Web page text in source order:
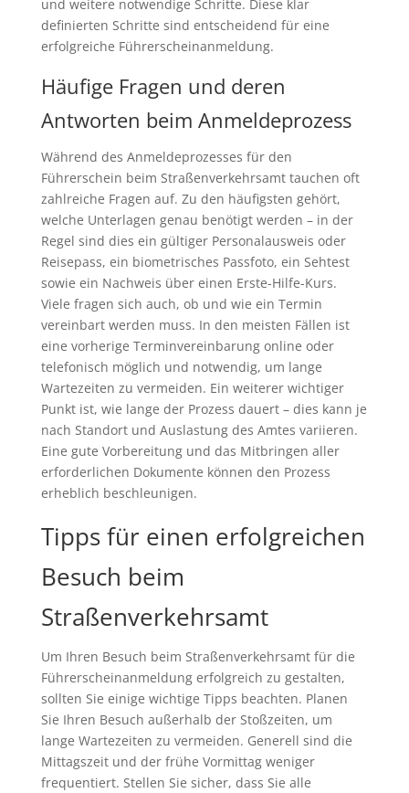
und weitere notwendige Schritte. Diese klar
definierten Schritte sind entscheidend für eine
erfolgreiche Führerscheinanmeldung.
Häufige Fragen und deren
Antworten beim Anmeldeprozess
Während des Anmeldeprozesses für den
Führerschein beim Straßenverkehrsamt tauchen oft
zahlreiche Fragen auf. Zu den häufigsten gehört,
welche Unterlagen genau benötigt werden – in der
Regel sind dies ein gültiger Personalausweis oder
Reisepass, ein biometrisches Passfoto, ein Sehtest
sowie ein Nachweis über einen Erste-Hilfe-Kurs.
Viele fragen sich auch, ob und wie ein Termin
vereinbart werden muss. In den meisten Fällen ist
eine vorherige Terminvereinbarung online oder
telefonisch möglich und notwendig, um lange
Wartezeiten zu vermeiden. Ein weiterer wichtiger
Punkt ist, wie lange der Prozess dauert – dies kann je
nach Standort und Auslastung des Amtes variieren.
Eine gute Vorbereitung und das Mitbringen aller
erforderlichen Dokumente können den Prozess
erheblich beschleunigen.
Tipps für einen erfolgreichen
Besuch beim
Straßenverkehrsamt
Um Ihren Besuch beim Straßenverkehrsamt für die
Führerscheinanmeldung erfolgreich zu gestalten,
sollten Sie einige wichtige Tipps beachten. Planen
Sie Ihren Besuch außerhalb der Stoßzeiten, um
lange Wartezeiten zu vermeiden. Generell sind die
Mittagszeit und der frühe Vormittag weniger
frequentiert. Stellen Sie sicher, dass Sie alle